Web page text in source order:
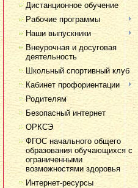
Дистанционное обучение
Рабочие программы
Наши выпускники
Внеурочная и досуговая
деятельность
Школьный спортивный клуб
Кабинет профориентации
Родителям
Безопасный интернет
ОРКСЭ
ФГОС начального общего
образования обучающихся с
ограниченными
возможностями здоровья
Интернет-ресурсы